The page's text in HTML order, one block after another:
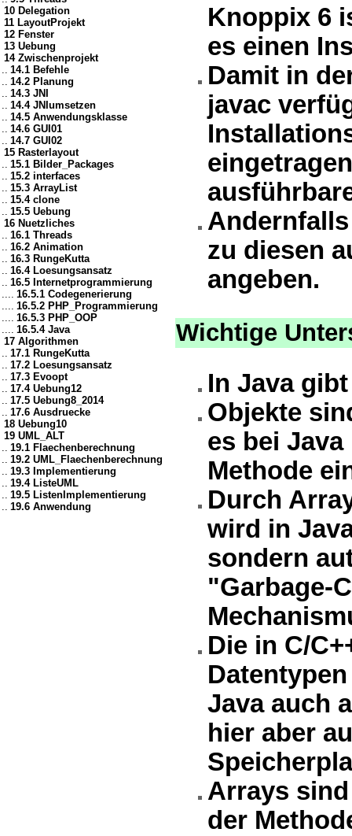
10 Delegation
11 LayoutProjekt
12 Fenster
13 Uebung
14 Zwischenprojekt
.. 14.1 Befehle
.. 14.2 Planung
.. 14.3 JNI
.. 14.4 JNIumsetzen
.. 14.5 Anwendungsklasse
.. 14.6 GUI01
.. 14.7 GUI02
15 Rasterlayout
.. 15.1 Bilder_Packages
.. 15.2 interfaces
.. 15.3 ArrayList
.. 15.4 clone
.. 15.5 Uebung
16 Nuetzliches
.. 16.1 Threads
.. 16.2 Animation
.. 16.3 RungeKutta
.. 16.4 Loesungsansatz
.. 16.5 Internetprogrammierung
.... 16.5.1 Codegenerierung
.... 16.5.2 PHP_Programmierung
.... 16.5.3 PHP_OOP
.... 16.5.4 Java
17 Algorithmen
.. 17.1 RungeKutta
.. 17.2 Loesungsansatz
.. 17.3 Evoopt
.. 17.4 Uebung12
.. 17.5 Uebung8_2014
.. 17.6 Ausdruecke
18 Uebung10
19 UML_ALT
.. 19.1 Flaechenberechnung
.. 19.2 UML_Flaechenberechnung
.. 19.3 Implementierung
.. 19.4 ListeUML
.. 19.5 ListenImplementierung
.. 19.6 Anwendung
Knoppix 6
es einen
Damit in
javac
zu diesen
angeben.
Wichtige
In Java
Objekte
es bei
Methode
Durch
wird in
sondern
"Garbage-
Die in C/
Java auch
hier aber
Arrays
der